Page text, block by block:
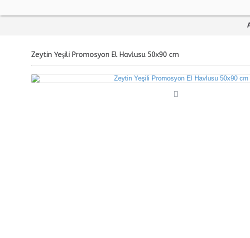
Zeytin Yeşili Promosyon El Havlusu 50x90 cm